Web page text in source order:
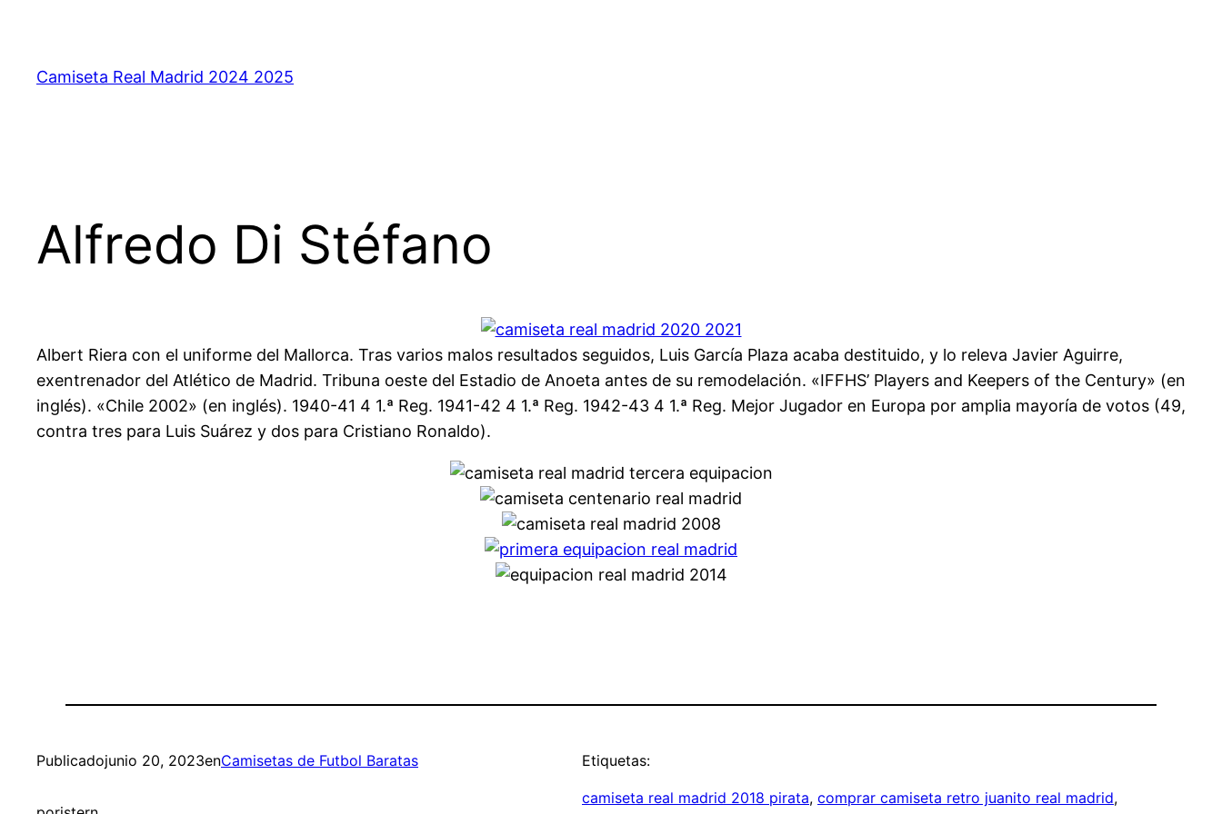
contenido
Camiseta Real Madrid 2024 2025
Alfredo Di Stéfano
Albert Riera con el uniforme del Mallorca. Tras varios malos resultados seguidos, Luis García Plaza acaba destituido, y lo releva Javier Aguirre,
exentrenador del Atlético de Madrid. Tribuna oeste del Estadio de Anoeta antes de su remodelación. «IFFHS’ Players and Keepers of the Century» (en
inglés). «Chile 2002» (en inglés). 1940-41 4 1.ª Reg. 1941-42 4 1.ª Reg. 1942-43 4 1.ª Reg. Mejor Jugador en Europa por amplia mayoría de votos (49,
contra tres para Luis Suárez y dos para Cristiano Ronaldo).
Publicadojunio 20, 2023enCamisetas de Futbol Baratas Etiquetas:
camiseta real madrid 2018 pirata, comprar camiseta retro juanito real madrid